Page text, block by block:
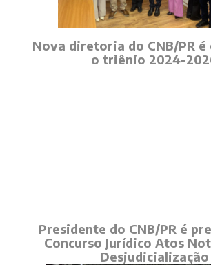
Nova diretoria do CNB/PR
o triênio 2024-
Presidente do CNB/PR é
Concurso Jurídico Atos
Desjudicialização